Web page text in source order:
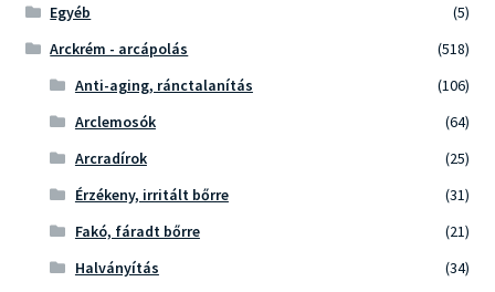
Egyéb
(5)
Arckrém - arcápolás
(518)
Anti-aging, ránctalanítás
(106)
Arclemosók
(64)
Arcradírok
(25)
Érzékeny, irritált bőrre
(31)
Fakó, fáradt bőrre
(21)
Halványítás
(34)